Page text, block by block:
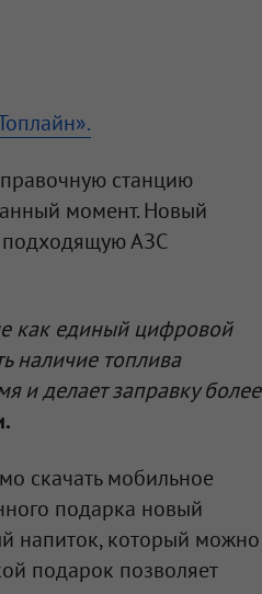
станцию
момент. Новый
подходящую АЗС
как единый цифровой
наличие топлива
и делает заправку более
скачать мобильное
подарка новый
напиток, который можно
подарок позволяет